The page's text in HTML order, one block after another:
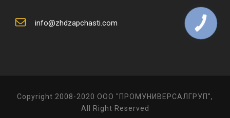
info@zhdzapchasti.com
Copyright 2008-2020 ООО "ПРОМУНИВЕРСАЛГРУП",
All Right Reserved
КНОПКА
ЗВ'ЯЗКУ